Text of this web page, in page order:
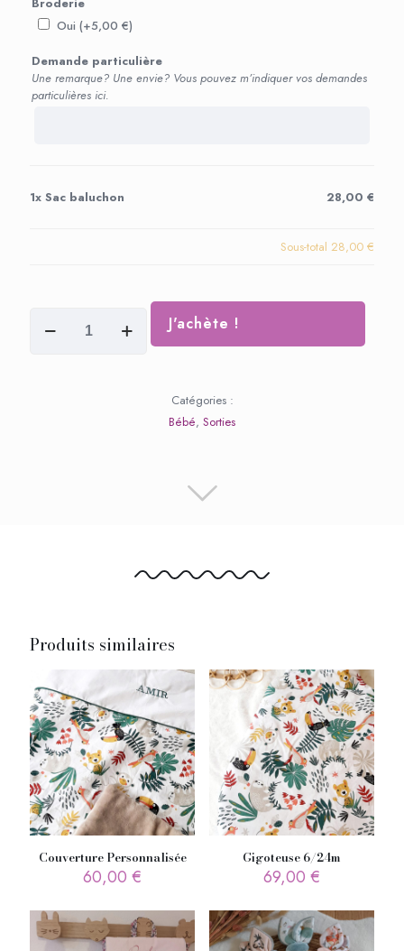
Oui (+5,00 €)
Demande particulière
Une remarque? Une envie? Vous pouvez m’indiquer vos demandes
particulières ici.
1x Sac baluchon 28,00 €
Sous-total 28,00 €
J'achète !
Catégories :
Bébé, Sorties
Produits similaires
Couverture Personnalisée
60,00€
Gigoteuse 6/24m
69,00 €